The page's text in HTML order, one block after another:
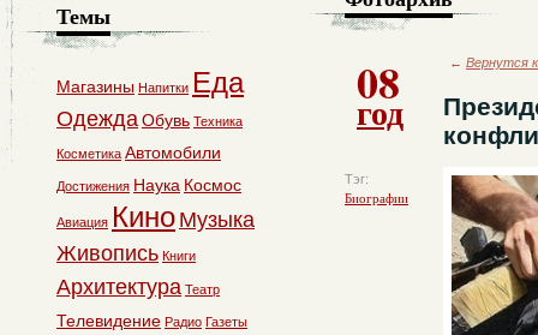
08
год
Тэг:
Биографии
← Вернутся
Темы
Магазины Напитки Еда
ОдеждаОбувь Техника
Косметика Автомобили
Достижения Наука Космос
Авиация Кино Музыка
Живопись Книги
Архитектура Театр
Телевидение Радио Газеты